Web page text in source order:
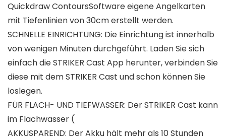
Quickdraw ContoursSoftware eigene Angelkarten
mit Tiefenlinien von 30cm erstellt werden.
SCHNELLE EINRICHTUNG: Die Einrichtung ist innerhalb
von wenigen Minuten durchgeführt. Laden Sie sich
einfach die STRIKER Cast App herunter, verbinden Sie
diese mit dem STRIKER Cast und schon können Sie
loslegen.
FÜR FLACH- UND TIEFWASSER: Der STRIKER Cast kann
im Flachwasser (
AKKUSPAREND: Der Akku hält mehr als 10 Stunden